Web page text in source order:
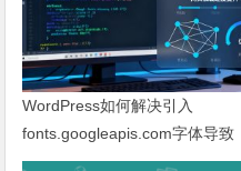
WordPress如何解决引入
fonts.googleapis.com字体导致
网页响应缓慢问题